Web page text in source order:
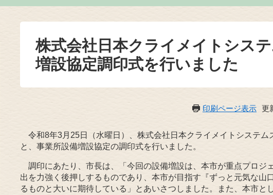
株式会社日本クライメイトシス
増設協定調印式を行いました
印刷ページ表示 更
令和8年3月25日（水曜日）、株式会社日本クライメイトシステム
と、事業所設備増設協定の調印式を行いました。
調印にあたり、市長は、「今回の設備増設は、本市が重点プロジ
出を力強く後押しするものであり、本市が目指す『ずっと元気な山
るものと大いに期待している」とあいさつしました。また、本市と